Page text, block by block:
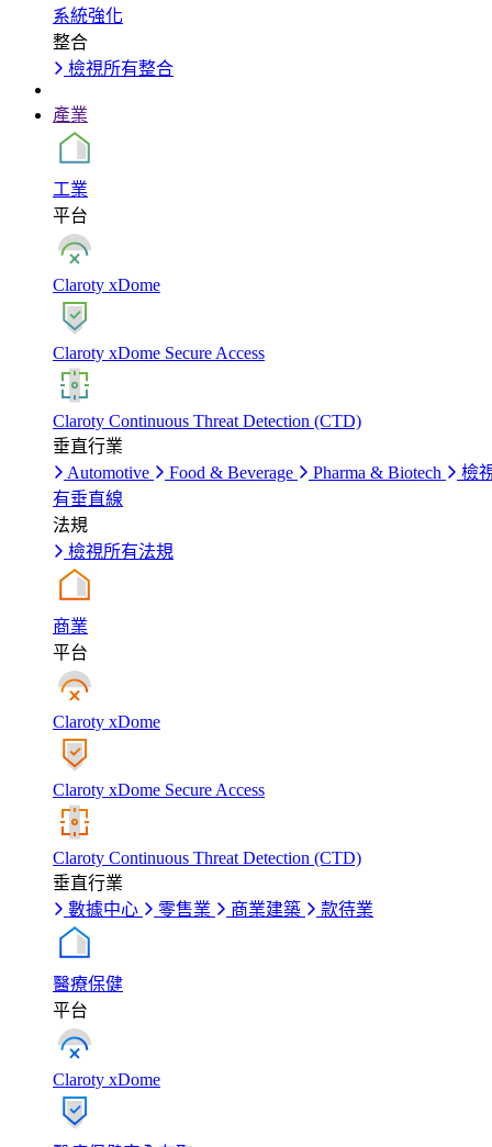
系統強化
整合
檢視所有整合
產業
工業
平台
Claroty xDome
Claroty xDome Secure Access
Claroty Continuous Threat Detection (CTD)
垂直行業
Automotive
Food & Beverage Pharma & Biotech
檢
有垂直線
法規
檢視所有法規
商業
平台
Claroty xDome
Claroty xDome Secure Access
Claroty Continuous Threat Detection (CTD)
垂直行業
數據中心
零售業 商業建築 款待業
醫療保健
平台
Claroty xDome